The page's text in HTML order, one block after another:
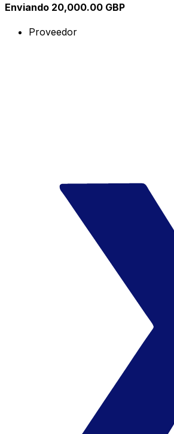
Enviando 20,000.00 GBP
Proveedor